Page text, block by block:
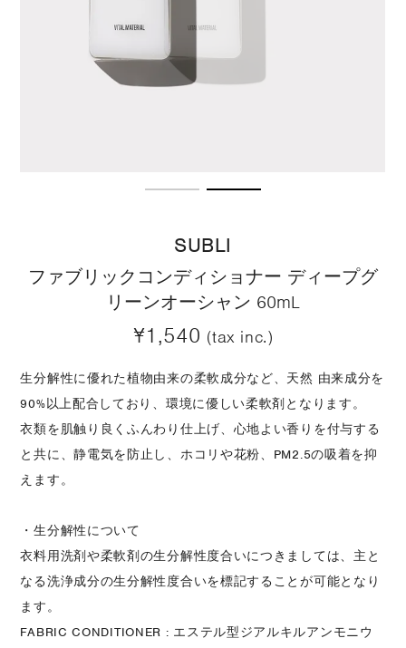
SUBLI
ファブリックコンディショナー ディープグ
リーンオーシャン 60mL
¥1,540 (tax inc.)
生分解性に優れた植物由来の柔軟成分など、天然 由来成分を
90%以上配合しており、環境に優しい柔軟剤となります。
衣類を肌触り良くふんわり仕上げ、心地よい香りを付与する
と共に、静電気を防止し、ホコリや花粉、PM2.5の吸着を抑
えます。
・生分解性について
衣料用洗剤や柔軟剤の生分解性度合いにつきましては、主と
なる洗浄成分の生分解性度合いを標記することが可能となり
ます。
FABRIC CONDITIONER : エステル型ジアルキルアンモニウ